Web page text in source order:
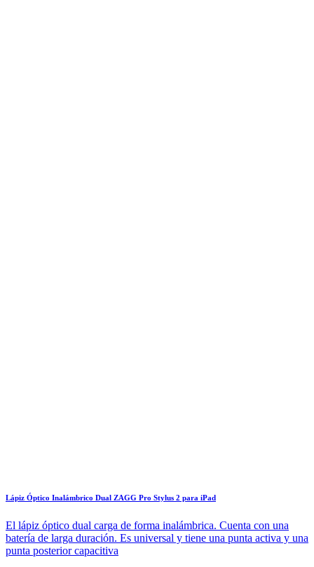
Lápiz Óptico Inalámbrico Dual ZAGG Pro Stylus 2 para iPad
El lápiz óptico dual carga de forma inalámbrica. Cuenta con una
batería de larga duración. Es universal y tiene una punta activa y una
punta posterior capacitiva